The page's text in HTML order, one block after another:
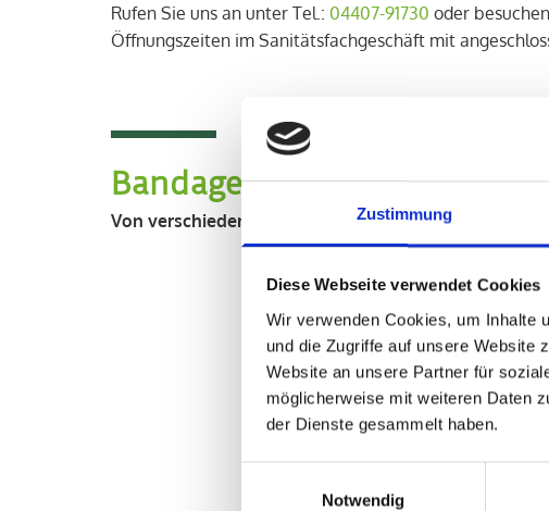
Zustimmung
Diese Webseite verwendet Cookies
Wir verwenden Cookies, um Inhalte
und die Zugriffe auf unsere Website
Website an unsere Partner für
möglicherweise mit weiteren Daten
der Dienste gesammelt haben.
Notwendig
Rufen Sie uns an unter Tel.: 04407-91730 oder
Öffnungszeiten im Sanitätsfachgeschäft mit
Bandagen
Von verschiedensten Herstellern und für